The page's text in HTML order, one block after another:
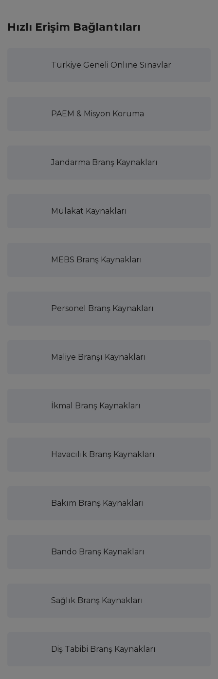
Hızlı Erişim Bağlantıları
Türkiye Geneli Onlıne Sınavlar
PAEM & Misyon Koruma
Jandarma Branş Kaynakları
Mülakat Kaynakları
MEBS Branş Kaynakları
Personel Branş Kaynakları
Maliye Branşı Kaynakları
İkmal Branş Kaynakları
Havacılık Branş Kaynakları
Bakım Branş Kaynakları
Bando Branş Kaynakları
Sağlık Branş Kaynakları
Diş Tabibi Branş Kaynakları